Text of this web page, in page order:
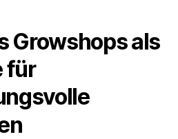
Growshops als
für